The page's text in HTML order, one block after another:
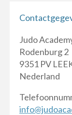
Judo
Rodenburg 2
9351 PV
Nederland